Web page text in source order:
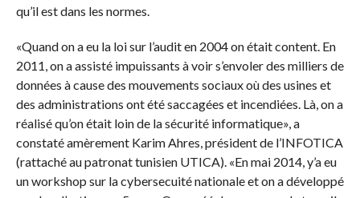
qu’il est dans les normes.
«Quand on a eu la loi sur l’audit en 2004 on était content. En
2011, on a assisté impuissants à voir s’envoler des milliers de
données à cause des mouvements sociaux où des usines et
des administrations ont été saccagées et incendiées. Là, on a
réalisé qu’on était loin de la sécurité informatique», a
constaté amèrement Karim Ahres, président de l’INFOTICA
(rattaché au patronat tunisien UTICA). «En mai 2014, y’a eu
un workshop sur la cybersecuité nationale et on a développé